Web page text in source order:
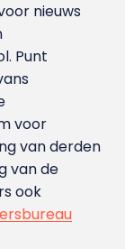
nieuws
Punt
voor
van derden
van de
ook